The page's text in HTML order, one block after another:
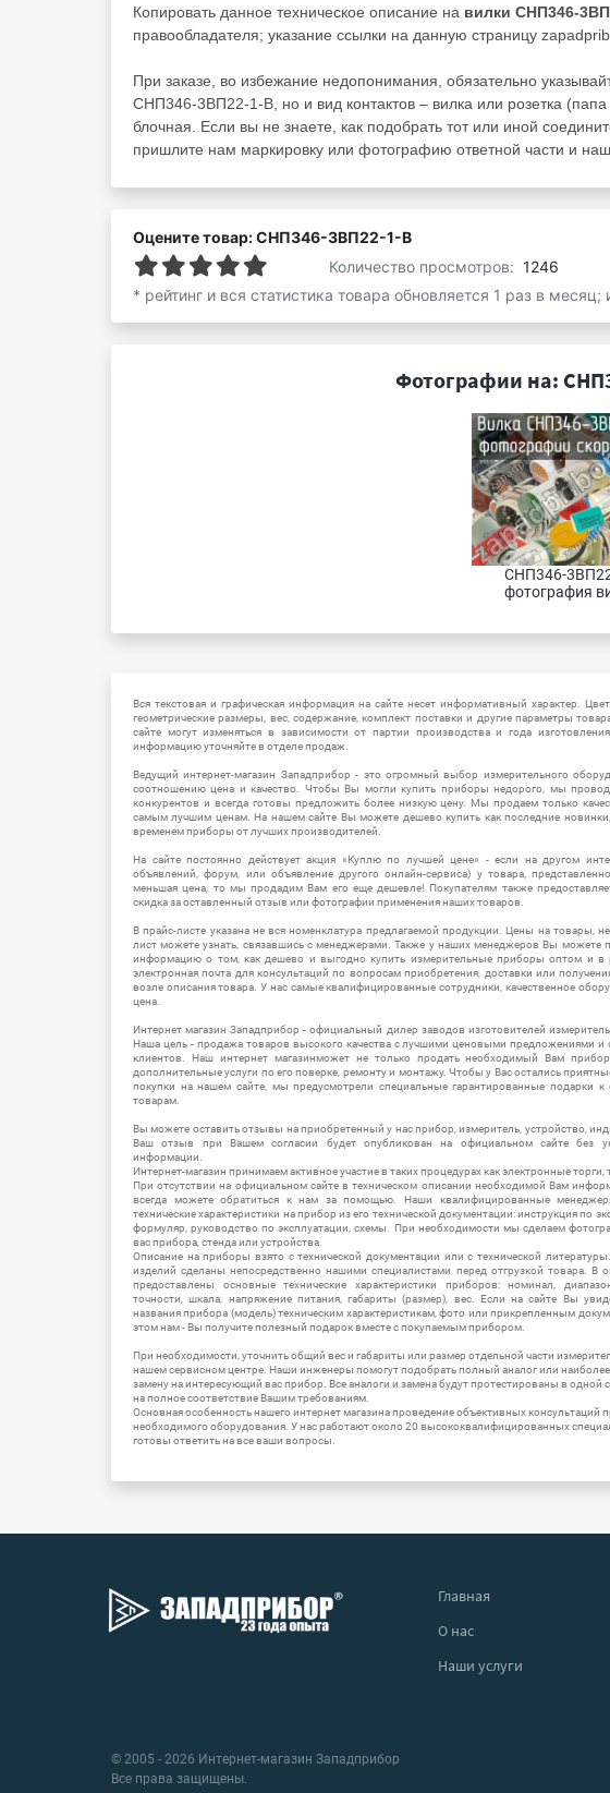
Копировать данное техническое описание на вилки СНП346-
правообладателя; указание ссылки на данную страницу
При заказе, во избежание недопонимания, обязательно
СНП346-3ВП22-1-В, но и вид контактов – вилка или розетка
блочная. Если вы не знаете, как подобрать тот или иной
пришлите нам маркировку или фотографию ответной части и
Оцените товар: СНП346-3ВП22-1-В
Количество просмотров: 1246
* рейтинг и вся статистика товара обновляется 1 раз в
Фотографии на:
СНП346-
фотография
Вся текстовая и графическая информация на сайте несет информативный характер.
геометрические размеры, вес, содержание, комплект поставки и другие параметры
сайте могут изменяться в зависимости от партии производства и года
информацию уточняйте в отделе продаж.
Ведущий интернет-магазин Западприбор - это огромный выбор измерительного
соотношению цена и качество. Чтобы Вы могли купить приборы недорого, мы
конкурентов и всегда готовы предложить более низкую цену. Мы продаем только
самым лучшим ценам. На нашем сайте Вы можете дешево купить как последние
временем приборы от лучших производителей.
На сайте постоянно действует акция «Куплю по лучшей цене» - если на другом
объявлений, форум, или объявление другого онлайн-сервиса) у товара,
меньшая цена, то мы продадим Вам его еще дешевле! Покупателям также
скидка за оставленный отзыв или фотографии применения наших товаров.
В прайс-листе указана не вся номенклатура предлагаемой продукции. Цены на товары,
лист можете узнать, связавшись с менеджерами. Также у наших менеджеров Вы можете
информацию о том, как дешево и выгодно купить измерительные приборы оптом и в
электронная почта для консультаций по вопросам приобретения, доставки или
возле описания товара. У нас самые квалифицированные сотрудники, качественное
цена.
Интернет магазин Западприбор - официальный дилер заводов изготовителей
Наша цель - продажа товаров высокого качества с лучшими ценовыми предложениями и
клиентов. Наш интернет магазинможет не только продать необходимый Вам
дополнительные услуги по его поверке, ремонту и монтажу. Чтобы у Вас остались
покупки на нашем сайте, мы предусмотрели специальные гарантированные подарки
товарам.
Вы можете оставить отзывы на приобретенный у нас прибор, измеритель, устройство,
Ваш отзыв при Вашем согласии будет опубликован на официальном сайте без
информации.
Интернет-магазин принимаем активное участие в таких процедурах как электронные торги,
При отсутствии на официальном сайте в техническом описании необходимой Вам
всегда можете обратиться к нам за помощью. Наши квалифицированные
технические характеристики на прибор из его технической документации: инструкция по
формуляр, руководство по эксплуатации, схемы. При необходимости мы сделаем
вас прибора, стенда или устройства.
Описание на приборы взято с технической документации или с технической
изделий сделаны непосредственно нашими специалистами перед отгрузкой товара. В
предоставлены основные технические характеристики приборов: номинал,
точности, шкала, напряжение питания, габариты (размер), вес. Если на сайте Вы
названия прибора (модель) техническим характеристикам, фото или прикрепленным
этом нам - Вы получите полезный подарок вместе с покупаемым прибором.
При необходимости, уточнить общий вес и габариты или размер отдельной части
нашем сервисном центре. Наши инженеры помогут подобрать полный аналог или
замену на интересующий вас прибор. Все аналоги и замена будут протестированы в одной
на полное соответствие Вашим требованиям.
Основная особенность нашего интернет магазина проведение объективных консультаций
необходимого оборудования. У нас работают около 20 высококвалифицированных
готовы ответить на все ваши вопросы.
Главная
О нас
Наши услуги
© 2005 - 2026 Интернет-магазин Западприбор
Все права защищены.